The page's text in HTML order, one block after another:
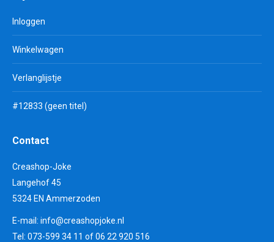
Inloggen
Winkelwagen
Verlanglijstje
#12833 (geen titel)
Contact
Creashop-Joke
Langehof 45
5324 EN Ammerzoden
E-mail: info@creashopjoke.nl
Tel: 073-599 34 11 of 06 22 920 516